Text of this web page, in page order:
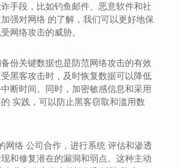
手段，比如钓鱼邮件、恶意软件和社
强对网络 的了解，我们可以更好地保
网络攻击的威胁。
份关键数据也是防范网络攻击的有效
黑客攻击时，及时恢复数据可以降低
断时间。同时，加密敏感信息和采用
实践，可以防止黑客窃取和滥用数
网络 公司合作，进行系统 评估和渗透
和修复潜在的漏洞和弱点。这种主动